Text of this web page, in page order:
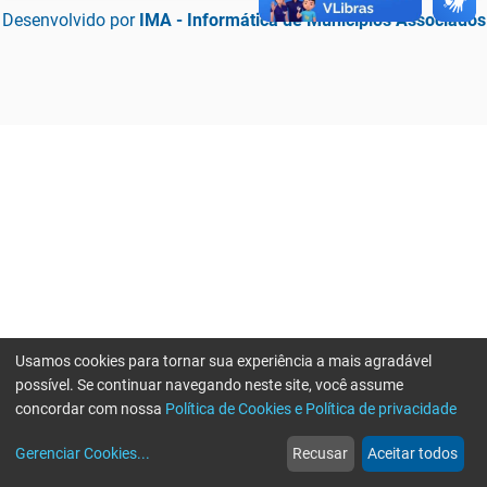
Desenvolvido por IMA - Informática de Municípios Associados
web
Notícias
more_horiz
Mais
Usamos cookies para tornar sua experiência a mais agradável
possível. Se continuar navegando neste site, você assume
concordar com nossa Política de Cookies e Política de privacidade
Gerenciar Cookies... Recusar Aceitar todos
Erro ao enviar informações, por favor tente novamente